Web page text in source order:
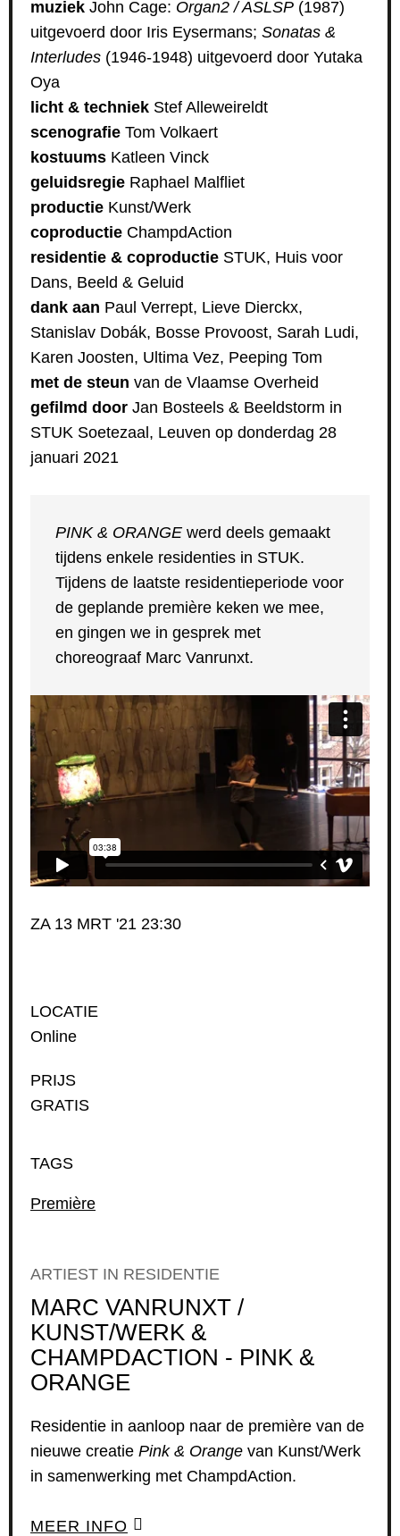
muziek John Cage: Organ2 / ASLSP (1987)
uitgevoerd door Iris Eysermans; Sonatas &
Interludes (1946-1948) uitgevoerd door Yutaka
Oya
licht & techniek Stef Alleweireldt
scenografie Tom Volkaert
kostuums Katleen Vinck
geluidsregie Raphael Malfliet
productie Kunst/Werk
coproductie ChampdAction
residentie & coproductie STUK, Huis voor
Dans, Beeld & Geluid
dank aan Paul Verrept, Lieve Dierckx,
Stanislav Dobák, Bosse Provoost, Sarah Ludi,
Karen Joosten, Ultima Vez, Peeping Tom
met de steun van de Vlaamse Overheid
gefilmd door Jan Bosteels & Beeldstorm in
STUK Soetezaal, Leuven op donderdag 28
januari 2021
PINK & ORANGE werd deels gemaakt
tijdens enkele residenties in STUK.
Tijdens de laatste residentieperiode voor
de geplande première keken we mee,
en gingen we in gesprek met
choreograaf Marc Vanrunxt.
ZA 13 MRT '21 23:30
LOCATIE
Online
PRIJS
GRATIS
TAGS
Première
ARTIEST IN RESIDENTIE
MARC VANRUNXT /
KUNST/WERK &
CHAMPDACTION - PINK &
ORANGE
Residentie in aanloop naar de première van de
nieuwe creatie Pink & Orange van Kunst/Werk
in samenwerking met ChampdAction.
MEER INFO